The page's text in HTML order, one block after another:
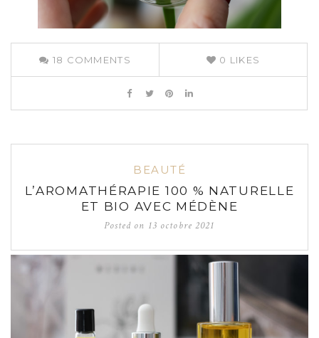
18 COMMENTS 0 LIKES
BEAUTÉ
L’AROMATHÉRAPIE 100 % NATURELLE
ET BIO AVEC MÉDÈNE
Posted on 13 octobre 2021